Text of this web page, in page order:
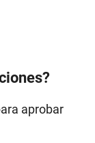
aprobar